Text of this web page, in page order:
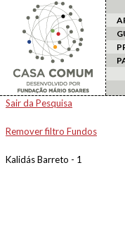
Sair da Pesquisa
Remover filtro Fundos
Kalidás Barreto - 1